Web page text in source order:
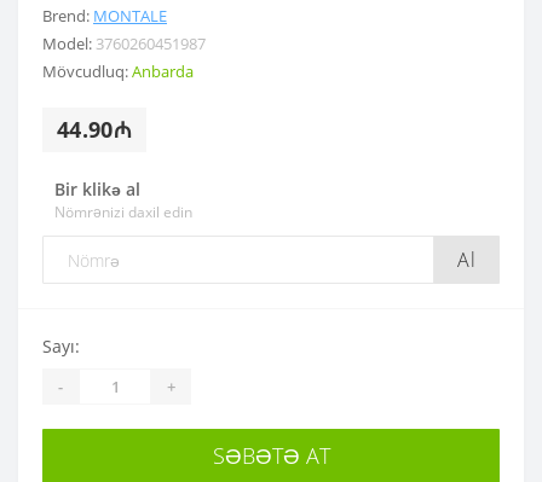
Brend: MONTALE
Model: 3760260451987
Mövcudluq:Anbarda
44.90₼
Bir klikə al
Nömrənizi daxil edin
Al
Sayı:
- +
SƏBƏTƏ AT